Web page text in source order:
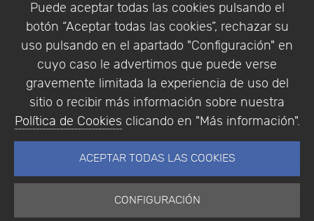
Puede aceptar todas las cookies pulsando el
botón “Aceptar todas las cookies”, rechazar su
uso pulsando en el apartado "Configuración" en
cuyo caso le advertimos que puede verse
gravemente limitada la experiencia de uso del
sitio o recibir más información sobre nuestra
Política de Cookies clicando en "Más información".
ACEPTAR TODAS LAS COOKIES
CONFIGURACIÓN
Empresa|Aviso Legal| Política de Privacidad |
Política de Cookies
© Copyright 1994 - 2026. Addlink Software
Científico, S.L.
Portugal.